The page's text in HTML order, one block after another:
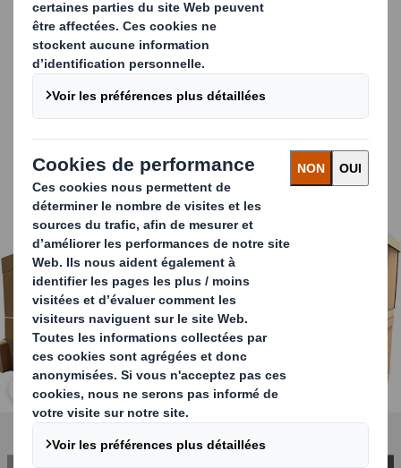
Fabriquée à 100 % en carton ondulé, elle est très légère
pour le transport de marchandises et se distingue par sa
rapidité de montage. Sa composition 100 % carton
ondulé permet de résoudre les problèmes
d'approvisionnement et les coûts associés aux palettes
en bois.
Elle est idéale pour les exportations, se distinguant par
son efficacité dans le transport aérien et sa conformité à
la norme NIMP 15.
Carousel. Use previous and next buttons to move
Cliquez pour agrandir l’image